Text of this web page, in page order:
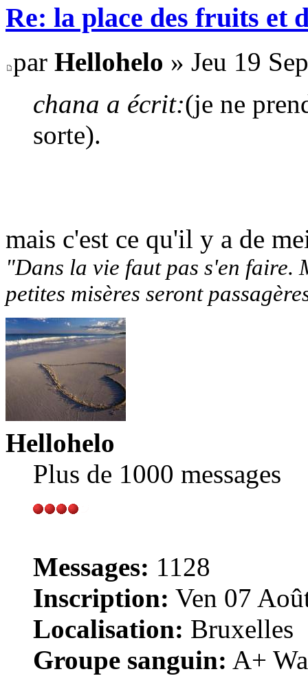
Re: la place des fruits et
par Hellohelo » Jeu 19
chana a écrit:(je ne
sorte).
mais c'est ce qu'il y a de
"Dans la vie faut pas s'en faire.
petites misères seront
Hellohelo
Plus de 1000 messages
Messages: 1128
Inscription: Ven 07
Localisation: Bruxelles
Groupe sanguin: A+